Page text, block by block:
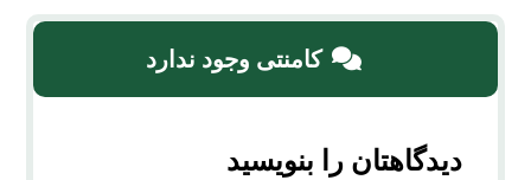
کامنتی وجود ندارد
دیدگاهتان را بنویسید